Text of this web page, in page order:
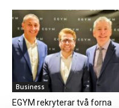
Business
EGYM rekryterar två forna